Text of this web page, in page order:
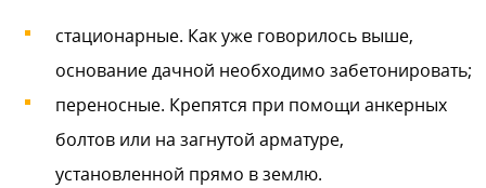
стационарные. Как уже говорилось выше,
основание дачной необходимо забетонировать;
переносные. Крепятся при помощи анкерных
болтов или на загнутой арматуре,
установленной прямо в землю.